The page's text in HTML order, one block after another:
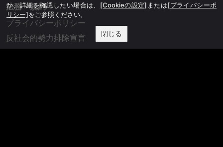
法務・規約
プライバシーポリシー
反社会的勢力排除宣言
か、詳細を確認したい場合は、 [Cookieの設定] または[プライバシーポ
リシー]をご参照ください。
閉じる